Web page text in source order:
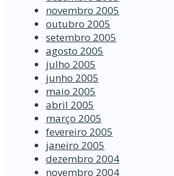
novembro 2005
outubro 2005
setembro 2005
agosto 2005
julho 2005
junho 2005
maio 2005
abril 2005
março 2005
fevereiro 2005
janeiro 2005
dezembro 2004
novembro 2004